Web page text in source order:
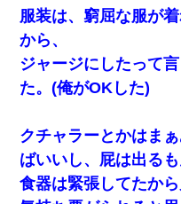
服装は、窮屈な服が
から、
ジャージにしたって
た。(俺がOKした)
クチャラーとかはま
ばいいし、屁は出るも
食器は緊張してたか